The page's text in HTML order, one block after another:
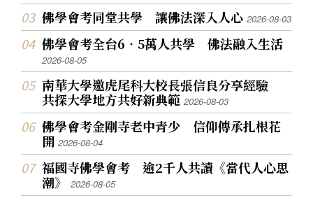
佛學會考同堂共學 讓佛法深入人心2026-08-03
佛學會考全台6‧5萬人共學 佛法融入生活
2026-08-05
南華大學邀虎尾科大校長張信良分享經驗
共探大學地方共好新典範2026-08-03
佛學會考金剛寺老中青少 信仰傳承扎根花
開2026-08-04
福國寺佛學會考 逾2千人共讀《當代人心思
潮》2026-08-05